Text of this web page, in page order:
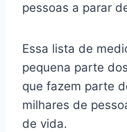
pessoas a parar
Essa lista de
pequena parte
que fazem parte
milhares de
de vida.